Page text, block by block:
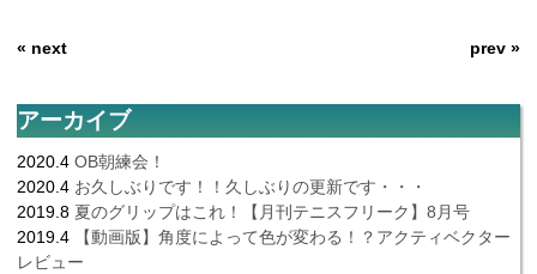
« next prev »
アーカイブ
2020.4 OB朝練会！
2020.4 お久しぶりです！！久しぶりの更新です・・・
2019.8 夏のグリップはこれ！【月刊テニスフリーク】8月号
2019.4
【動画版】角度によって色が変わる！？アクティベクター
レビュー